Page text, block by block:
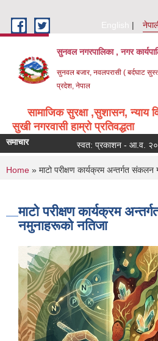
English
सुनवल नगरपालिका , नगर
सुनवल बजार, नवलपरासी ( बर्दघाट
प्रदेश, नेपाल
सामाजिक सुरक्षा ,सुशासन, न्याय
सुखी नगरवासी हाम्रो प्रतिवद्धता
समाचार स्वत: प्रकाशन - आ.व.
You are here
Home » माटो परीक्षण कार्यक्रम अन्तर्गत संकलन
माटो परीक्षण कार्यक्रम
नमुनाहरूको नतिजा